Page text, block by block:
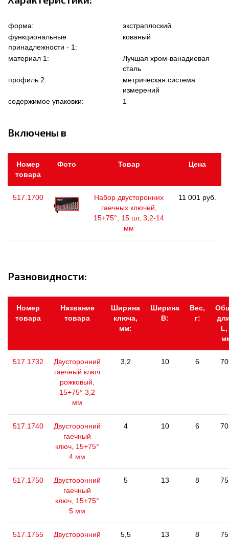
форма:
экстраплоский
функциональные
принадлежности - 1:
кованый
материал 1:
Лучшая хром-ванадиевая
сталь
профиль 2:
метрическая система
измерений
содержимое упаковки:
1
Включены в
Номер
товара
Фото Товар Цена
517.1700
Набор двусторонних
гаечных ключей,
15+75°, 15 шт, 3,2-14
мм
11 001 руб.
Разновидности:
Номер
товара
Название
товара
Ширина
ключа,
мм:
Ширина
В:
Вес,
г:
517.1732
Двусторонний
гаечный ключ
рожковый,
15+75° 3,2
мм
3,2 10 6
517.1740
Двусторонний
гаечный
ключ, 15+75°
4 мм
4 10 6
517.1750
Двусторонний
гаечный
ключ, 15+75°
5 мм
5 13 8
517.1755
Двусторонний
5,5 13 8